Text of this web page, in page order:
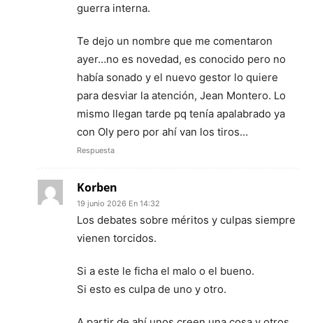
guerra interna.
Te dejo un nombre que me comentaron
ayer…no es novedad, es conocido pero no
había sonado y el nuevo gestor lo quiere
para desviar la atención, Jean Montero. Lo
mismo llegan tarde pq tenía apalabrado ya
con Oly pero por ahí van los tiros…
Respuesta
Korben
19 junio 2026 En 14:32
Los debates sobre méritos y culpas siempre
vienen torcidos.
Si a este le ficha el malo o el bueno.
Si esto es culpa de uno y otro.